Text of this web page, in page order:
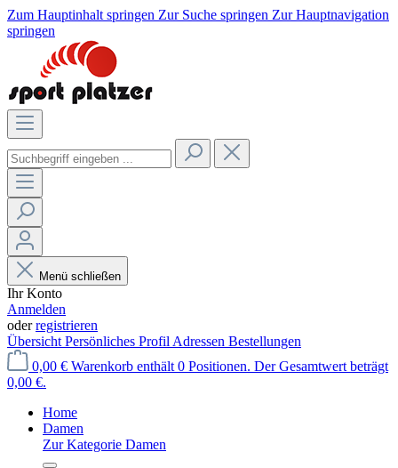
Zum Hauptinhalt springen Zur Suche springen Zur Hauptnavigation
springen
Menü schließen
Ihr Konto
Anmelden
oderregistrieren
Übersicht Persönliches Profil Adressen Bestellungen
0,00 € Warenkorb enthält 0 Positionen. Der Gesamtwert beträgt
0,00 €.
Home
Damen
Zur Kategorie Damen